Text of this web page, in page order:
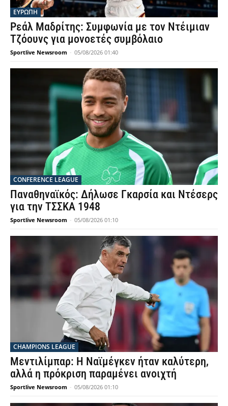
ΕΥΡΩΠΗ
Ρεάλ Μαδρίτης: Συμφωνία με τον Ντέιμιαν
Τζόουνς για μονοετές συμβόλαιο
Sportlive Newsroom - 05/08/2026 01:40
CONFERENCE LEAGUE
Παναθηναϊκός: Δήλωσε Γκαρσία και Ντέσερς
για την ΤΣΣΚΑ 1948
Sportlive Newsroom - 05/08/2026 01:10
CHAMPIONS LEAGUE
Μεντιλίμπαρ: Η Ναϊμέγκεν ήταν καλύτερη,
αλλά η πρόκριση παραμένει ανοιχτή
Sportlive Newsroom - 05/08/2026 01:10